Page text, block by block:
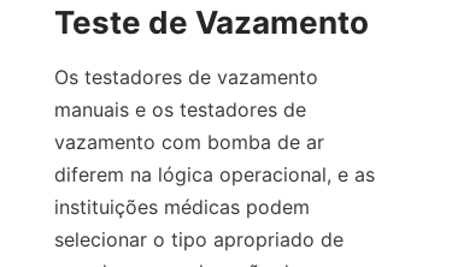
Teste de Vazamento
Os testadores de vazamento
manuais e os testadores de
vazamento com bomba de ar
diferem na lógica operacional, e as
instituições médicas podem
selecionar o tipo apropriado de